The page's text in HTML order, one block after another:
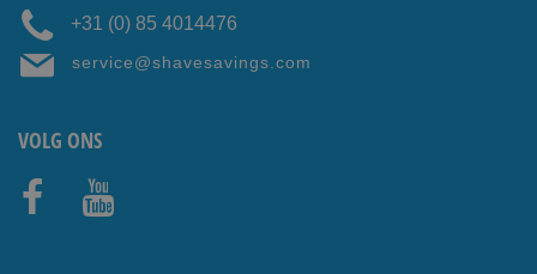
+31 (0) 85 4014476
service@shavesavings.com
VOLG ONS